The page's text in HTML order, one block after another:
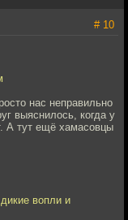
# 10
нас неправильно
выяснилось, когда у
А тут ещё хамасовцы
вопли и